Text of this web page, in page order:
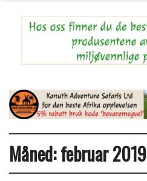
Måned:februar 2019